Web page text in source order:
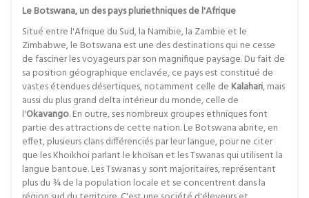
Le Botswana, un des pays pluriethniques de l'Afrique
Situé entre l'Afrique du Sud, la Namibie, la Zambie et le
Zimbabwe, le Botswana est une des destinations qui ne cesse
de fasciner les voyageurs par son magnifique paysage. Du fait de
sa position géographique enclavée, ce pays est constitué de
vastes étendues désertiques, notamment celle de Kalahari, mais
aussi du plus grand delta intérieur du monde, celle de
l'Okavango. En outre, ses nombreux groupes ethniques font
partie des attractions de cette nation. Le Botswana abrite, en
effet, plusieurs clans différenciés par leur langue, pour ne citer
que les Khoikhoi parlant le khoïsan et les Tswanas qui utilisent la
langue bantoue. Les Tswanas y sont majoritaires, représentant
plus du ¾ de la population locale et se concentrent dans la